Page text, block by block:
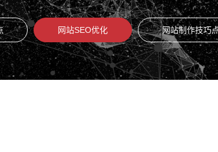
网站SEO优化 网站制作技巧